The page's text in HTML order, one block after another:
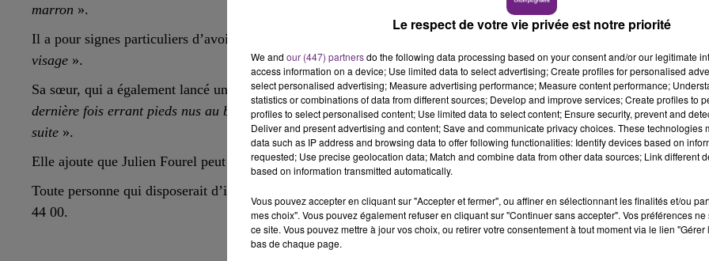
LE BEST OF DE LA FAMILLE
CHAMPAGNE FM
6h00 - 10h00
marron ».
Il a pour signes particuliers d’avoir des
visage ».
Sa sœur, qui a également lancé un appel à témoins sur les réseaux sociaux, précise que son frère a été vu «pour la
dernière fois errant pieds nus au bord de l’autoroute, puis conduit au CHU de Reims, d’où il serait reparti seul par
suite ».
Elle ajoute que Julien Fourel peut être «désorienté / fragile/agressif»
Toute personne qui disposerait d’informations à son sujet est priée de contacter l’hôtel de police de Reims au 03 26 61
44 00.
LE TICKET DE CAISSE
14h00 - 15h00
Le respect de votre vie privée est notre priorité
We and our (447) partnersdo the following data processing based on your consent and/or our legitimate
access information on a device; Use limited data to select advertising; Create profiles for personalised
select personalised advertising; Measure advertising performance; Measure content performance;
statistics or combinations of data from different sources; Develop and improve services; Create profiles to
profiles to select personalised content; Use limited data to select content; Ensure security, prevent and
Deliver and present advertising and content; Save and communicate privacy choices. These technologies
data such as IP address and browsing data to offer following functionalities: Identify devices based on
requested; Use precise geolocation data; Match and combine data from other data sources; Link different
based on information transmitted automatically.
Vous pouvez accepter en cliquant sur "Accepter et fermer", ou affiner en sélectionnant les finalités et/ou
mes choix". Vous pouvez également refuser en cliquant sur "Continuer sans accepter". Vos préférences
ce site. Vous pouvez mettre à jour vos choix, ou retirer votre consentement à tout moment via le lien
bas de chaque page.